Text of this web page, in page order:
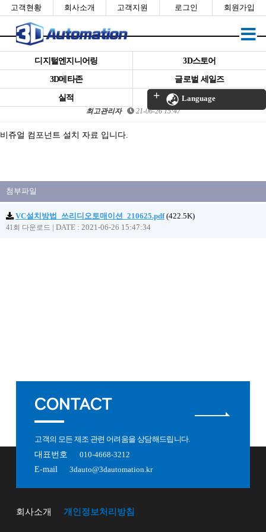
Language
고객현황 회사소개 고객지원 로그인 회원가입
디지털엔지니어링
3D스토어
3D메타존
글로벌 세일즈
실적
Visual Components 설치 자료
최고관리자 21-06-26 15:47
비쥬얼 컴포넌트 설치 자료 입니다.
첨부파일
VC설치방법_쓰리디오토매이션_210625.pdf(422.5K)
41회 다운로드 DATE : 2021-06-26 15:47:34
CONTACT
고객의 모든 제조 관련 어려움을 상담해드립니다.
대표번호 010-4668-3212
E-mail 3dauto@3dautomation.kr
회사소개 개인정보처리방침